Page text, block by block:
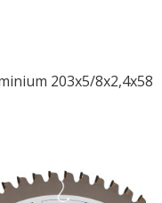
203x5/8x2,4x58